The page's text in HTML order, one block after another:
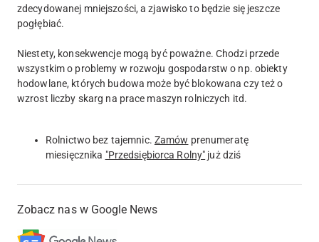
zdecydowanej mniejszości, a zjawisko to będzie się jeszcze
pogłębiać.
Niestety, konsekwencje mogą być poważne. Chodzi przede
wszystkim o problemy w rozwoju gospodarstw o np. obiekty
hodowlane, których budowa może być blokowana czy też o
wzrost liczby skarg na prace maszyn rolniczych itd.
Rolnictwo bez tajemnic. Zamów prenumeratę
miesięcznika "Przedsiębiorca Rolny" już dziś
Zobacz nas w Google News